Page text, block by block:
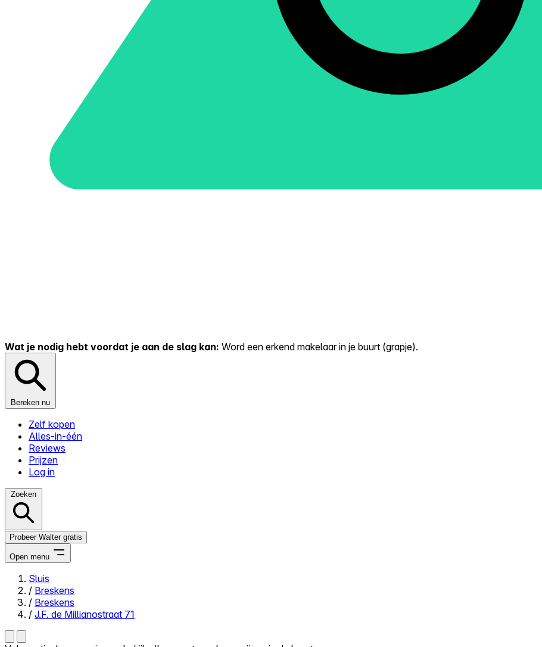
Wat je nodig hebt voordat je aan de slag kan: Word een erkend makelaar in je buurt (grapje).
Bereken nu
Zelf kopen
Alles-in-één
Reviews
Prijzen
Log in
Zoeken
Probeer Walter gratis
Open menu
Close menu
Sluis
/ Breskens
/ Breskens
/ J.F. de Millianostraat 71